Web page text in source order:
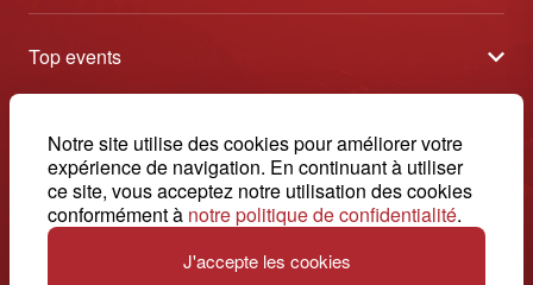
Notre site utilise des cookies pour améliorer votre
expérience de navigation. En continuant à utiliser
ce site, vous acceptez notre utilisation des cookies
conformément à notre politique de confidentialité.
J'accepte les cookies
À propos
Blog
Contact
Conditions générales de vente
Top events
Caves Ouvertes
Tavolata
Sélection (résultats)
Contact
Swiss Wine Valais - Avenue de la Gare 2 - CP 144 - 1964
Conthey - Suisse
© 2026, Swiss Wine Valais
français